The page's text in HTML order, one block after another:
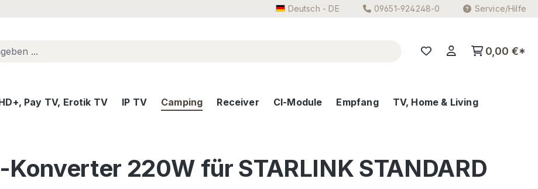
Deutsch - DE 09651-924248-0 Service/Hilfe
0,00 €*
Pay TV, Erotik TV IP TV Camping Receiver CI-Module Empfang TV, Home & Living
220W für STARLINK STANDARD